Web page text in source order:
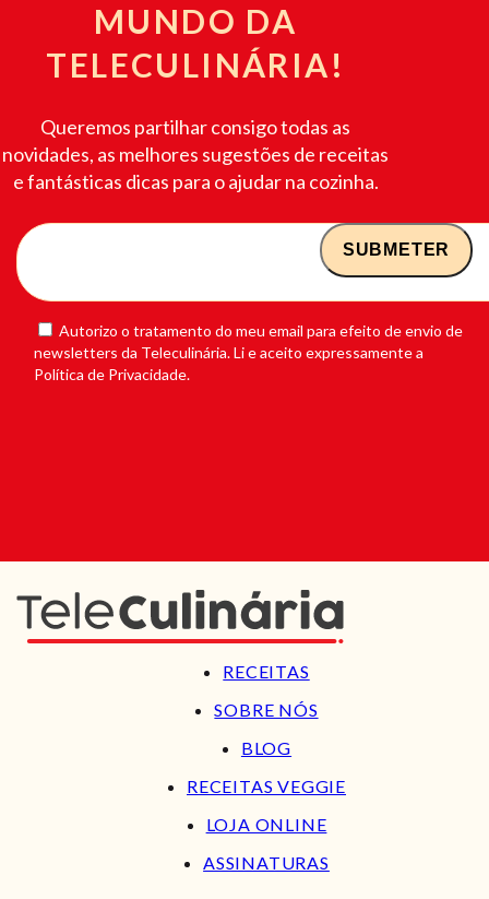
MUNDO DA
TELECULINÁRIA!
Queremos partilhar consigo todas as
novidades, as melhores sugestões de receitas
e fantásticas dicas para o ajudar na cozinha.
Autorizo o tratamento do meu email para efeito de envio de
newsletters da Teleculinária. Li e aceito expressamente a
Política de Privacidade.
RECEITAS
SOBRE NÓS
BLOG
RECEITAS VEGGIE
LOJA ONLINE
ASSINATURAS